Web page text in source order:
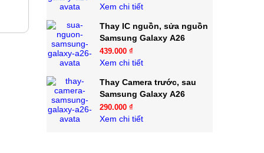
Xem chi tiết
Thay IC nguồn, sửa nguồn
Samsung Galaxy A26
439.000 ₫
Xem chi tiết
Thay Camera trước, sau
Samsung Galaxy A26
290.000 ₫
Xem chi tiết